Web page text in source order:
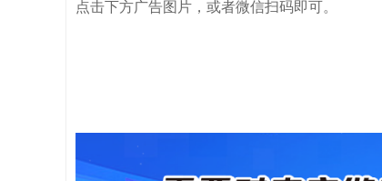
点击下方广告图片，或者微信扫码即可。